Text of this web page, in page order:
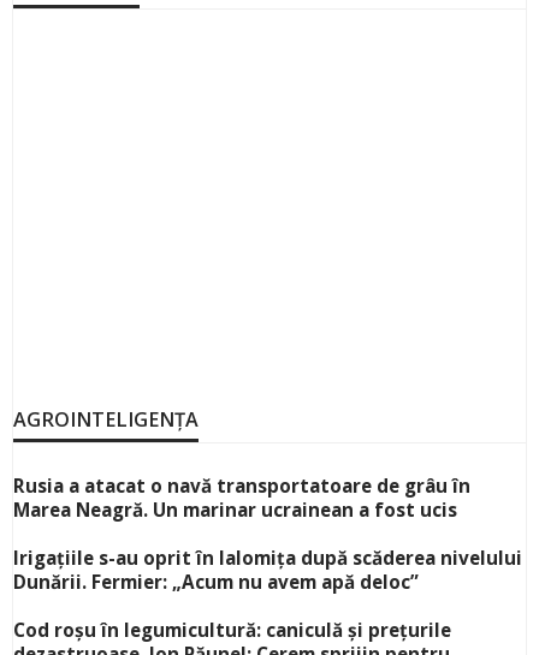
AGROINTELIGENȚA
Rusia a atacat o navă transportatoare de grâu în
Marea Neagră. Un marinar ucrainean a fost ucis
Irigațiile s-au oprit în Ialomița după scăderea nivelului
Dunării. Fermier: „Acum nu avem apă deloc”
Cod roșu în legumicultură: caniculă și prețurile